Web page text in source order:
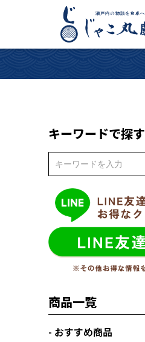
キーワードで探す
商品一覧
- おすすめ商品